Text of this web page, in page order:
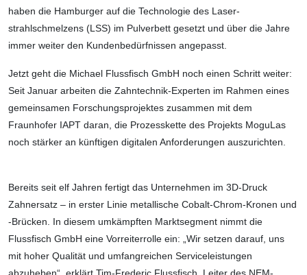
haben die Hamburger auf die Technologie des Laser­
strahlschmelzens (LSS) im Pulverbett gesetzt und über die Jahre
immer weiter den Kundenbedürfnissen angepasst.
Jetzt geht die Michael Flussfisch GmbH noch einen Schritt weiter:
Seit Januar arbeiten die Zahntechnik-Experten im Rahmen eines
gemeinsamen Forschungsprojektes zusammen mit dem
Fraunhofer IAPT daran, die Prozesskette des Projekts MoguLas
noch stärker an künftigen digitalen Anforderungen auszurichten.
Bereits seit elf Jahren fertigt das Unternehmen im 3D-Druck
Zahnersatz – in erster Linie metallische Cobalt-Chrom-Kronen und
-Brücken. In diesem umkämpften Marktsegment nimmt die
Flussfisch GmbH eine Vorreiterrolle ein: „Wir setzen darauf, uns
mit hoher Qualität und umfangreichen Serviceleistungen